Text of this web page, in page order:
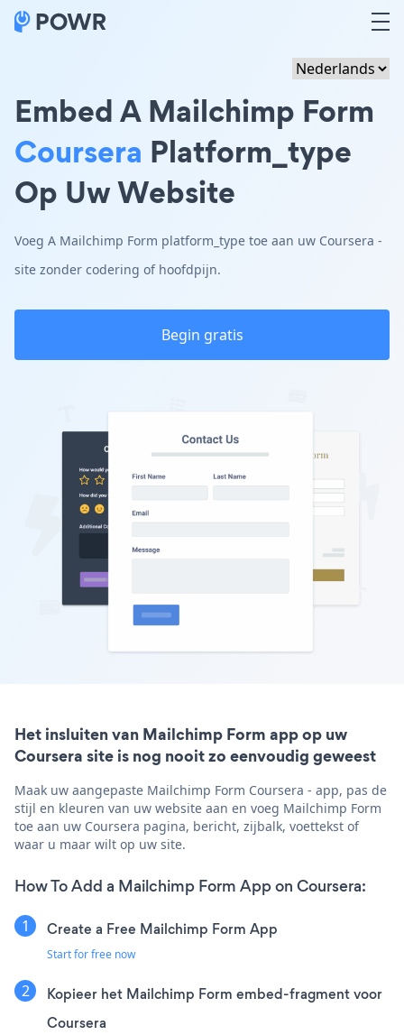
Embed A Mailchimp Form
Coursera Platform_type
Op Uw Website
Voeg A Mailchimp Form platform_type toe aan uw Coursera -
site zonder codering of hoofdpijn.
Begin gratis
Het insluiten van Mailchimp Form app op uw
Coursera site is nog nooit zo eenvoudig geweest
Maak uw aangepaste Mailchimp Form Coursera - app, pas de
stijl en kleuren van uw website aan en voeg Mailchimp Form
toe aan uw Coursera pagina, bericht, zijbalk, voettekst of
waar u maar wilt op uw site.
How To Add a Mailchimp Form App on Coursera:
Create a Free Mailchimp Form App
Start for free now
Kopieer het Mailchimp Form embed-fragment voor
Coursera